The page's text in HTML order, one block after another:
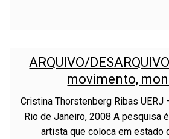
ARQUIVO/
movimento,
Cristina Thorstenberg Ribas
Rio de Janeiro, 2008 A pesquisa
artista que coloca em estado